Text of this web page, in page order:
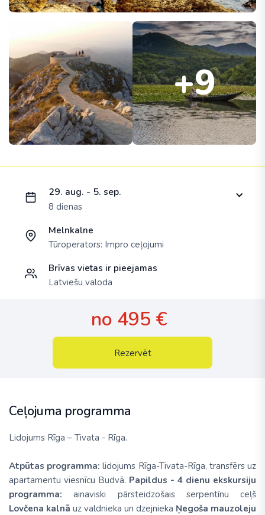
+9
Ceļojuma programma
Lidojums Rīga – Tivata - Rīga.
Atpūtas programma: lidojums Rīga-Tivata-Rīga, transfērs uz
apartamentu viesnīcu Budvā. Papildus - 4 dienu ekskursiju
programma: ainaviski pārsteidzošais serpentīnu ceļš
Lovčena kalnā uz valdnieka un dzejnieka Ņegoša mauzoleju
29. aug. - 5. sep.
8 dienas
Melnkalne
Tūroperators: Impro ceļojumi
Brīvas vietas ir pieejamas
Latviešu valoda
no 495 €
Rezervēt